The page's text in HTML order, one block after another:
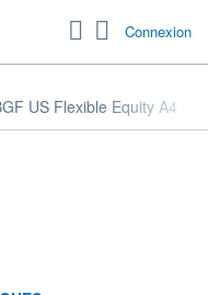
Connexion
US Flexible Equity A4